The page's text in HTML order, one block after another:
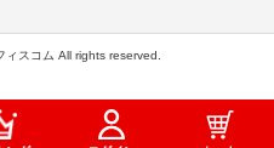
スコム All rights reserved.